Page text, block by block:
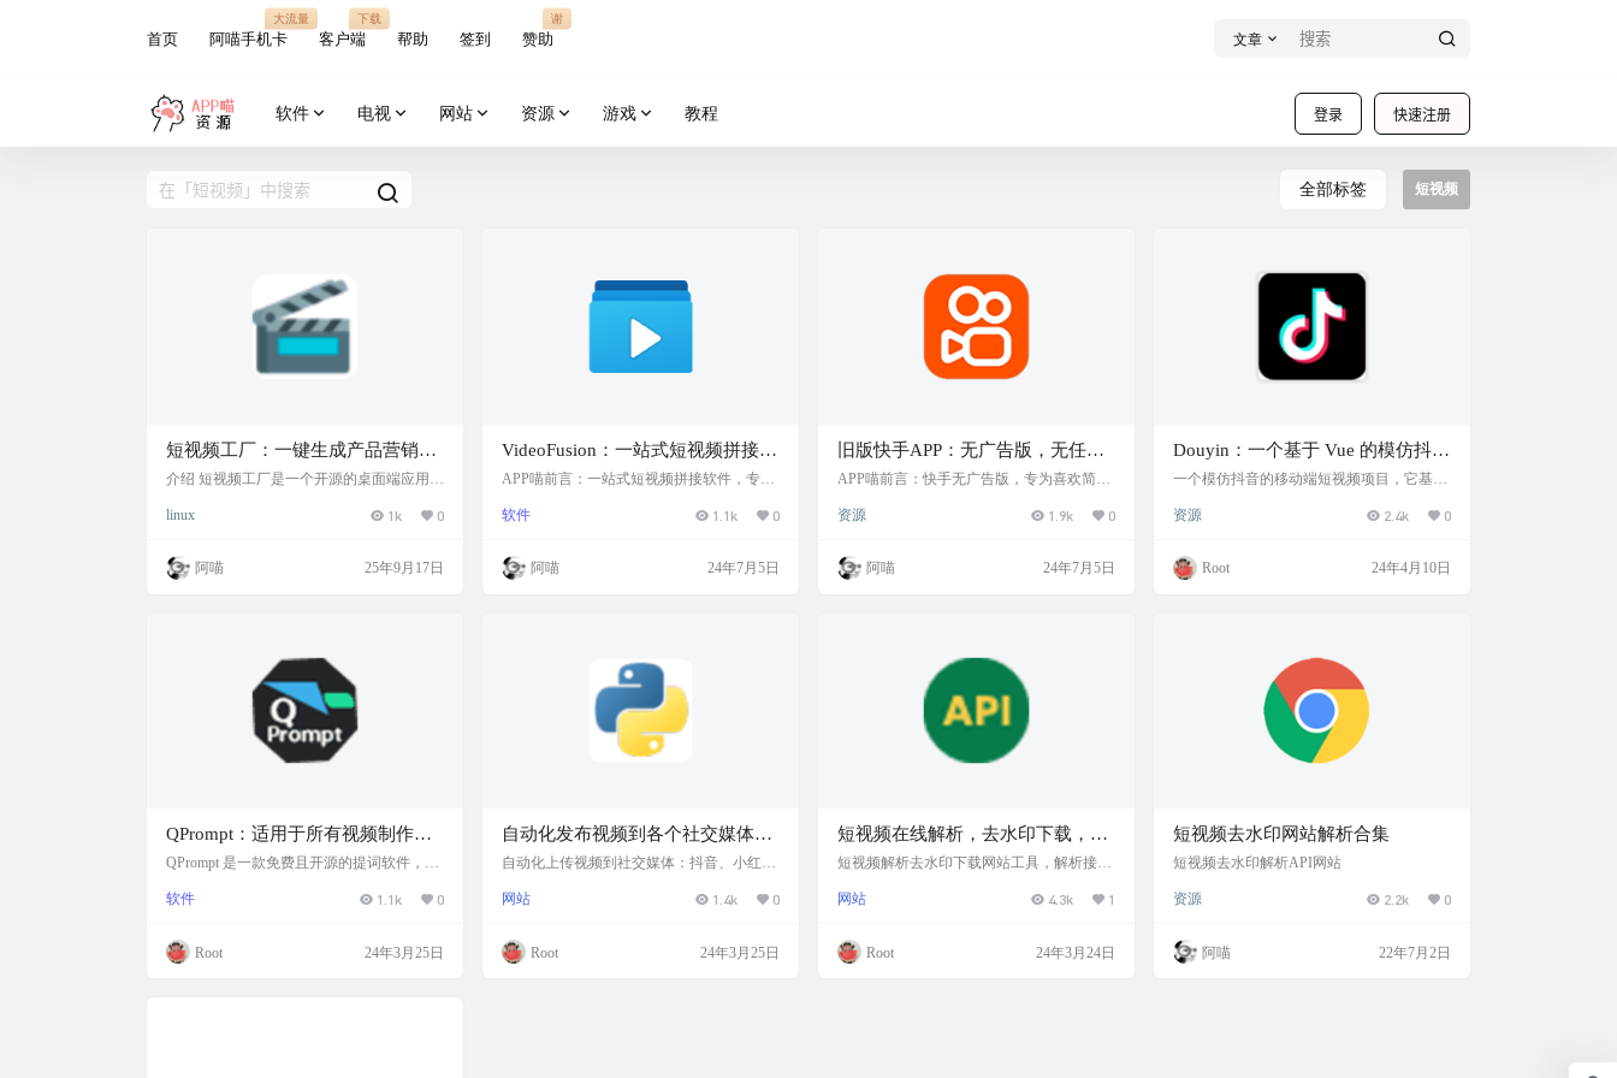
首页 阿喵手机卡
大流量
客户端
下载
帮助 签到 赞助
谢
文章
登录 快速注册
软件 电视 网站 资源 游戏 教程
全部标签 短视频
短视频工厂：一键生成产品营销与
泛内容短视频，AI批量自动剪辑，
介绍 短视频工厂是一个开源的桌面端应用，
户可以通过简单的提示词文本+视频分镜素
和泛内容短视频。 该项目集成了AI驱动的
文案生成、语音合成、视频剪辑、字幕特效
linux 1k 0
阿喵 25年9月17日
VideoFusion：一站式短视频拼接处
理软件，自动旋转视频为横屏/竖
APP喵前言：一站式短视频拼接软件，专为
eoFusion 是一款功能全面的一站式短视频拼
自动去黑边、帧同步、分辨率调整以及批量
视频方向转换等智能功能。它通过先进的算
软件 1.1k 0
阿喵 24年7月5日
旧版快手APP：无广告版，无任何
插件，界面超级简单
APP喵前言：快手无广告版，专为喜欢简洁
安装不上，真可惜 软件简介 快手无广告版
放体验，仅11.8MB的轻量级体积，无任何
广告干扰，确保用户可以享受流畅纯净的观
资源 1.9k 0
阿喵 24年7月5日
Douyin：一个基于 Vue 的模仿抖音
移动端短视频项目
一个模仿抖音的移动端短视频项目，它基于
技术栈，接口数据通过 axios-mock-adapter 模
话，可以看看这个项目，当然直接用来做短
视频网站的前端也行。 演示截图 项目地址 h
资源 2.4k 0
Root 24年4月10日
QPrompt：适用于所有视频制作者
的个人提词器软件
QPrompt 是一款免费且开源的提词软件，专
性和流畅性能。它支持多种操作系统，包括
实际上使用起来流畅好用，不占用系统资
源，功能很全，很好用的一款提词器。 软件
软件 1.1k 0
Root 24年3月25日
自动化发布视频到各个社交媒体平
台 python 项目
自动化上传视频到社交媒体：抖音、小红
用 playwright 模拟浏览器行为。发布策略是
用的事件均为第二天的时间。 演示截图 功
能特色 支持中国主流社交媒体平台： 抖音
网站 1.4k 0
Root 24年3月25日
短视频在线解析，去水印下载，解
析去水印API接口
短视频解析去水印下载网站工具，解析接
印网站服务。可以解析99%以上的视频。 将
析下载，简单快捷提取网页的视频。支持绝
大多数平台，使用简单。 网站截图 网站地
网站 4.3k 1
Root 24年3月24日
短视频去水印网站解析合集
短视频去水印解析API网站
资源 2.2k 0
阿喵 22年7月2日